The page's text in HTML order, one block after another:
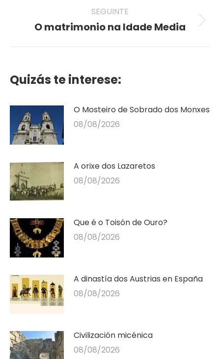
SEGUINTE
Seguinte
O matrimonio na Idade Media
Quizás te interese:
O Mosteiro de Sobrado dos Monxes
08/08/2026
A orixe dos Lazaretos
08/08/2026
Que é o Toisón de Ouro?
08/08/2026
A dinastía dos Austrias en España
08/08/2026
Civilización micénica
08/08/2026